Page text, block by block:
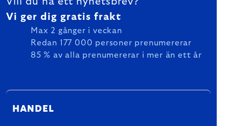
Vi ger dig gratis frakt
Max 2 gånger i veckan
Redan 177 000 personer prenumererar
85 % av alla prenumererar i mer än ett år
HANDEL